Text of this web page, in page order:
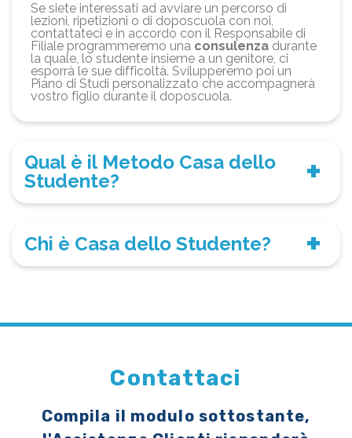
Se siete interessati ad avviare un percorso di
lezioni, ripetizioni o di doposcuola con noi,
contattateci e in accordo con il Responsabile di
Filiale programmeremo una consulenza durante
la quale, lo studente insieme a un genitore, ci
esporrà le sue difficoltà. Svilupperemo poi un
Piano di Studi personalizzato che accompagnerà
vostro figlio durante il doposcuola.
Qual è il Metodo Casa dello
Studente?
Chi è Casa dello Studente?
Contattaci
Compila il modulo sottostante,